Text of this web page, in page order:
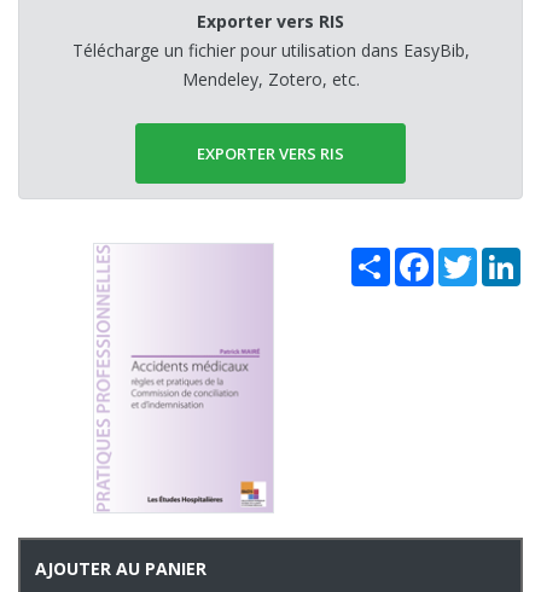
Exporter vers RIS
Télécharge un fichier pour utilisation dans EasyBib,
Mendeley, Zotero, etc.
EXPORTER VERS RIS
Share Facebook
Twitter
AJOUTER AU PANIER